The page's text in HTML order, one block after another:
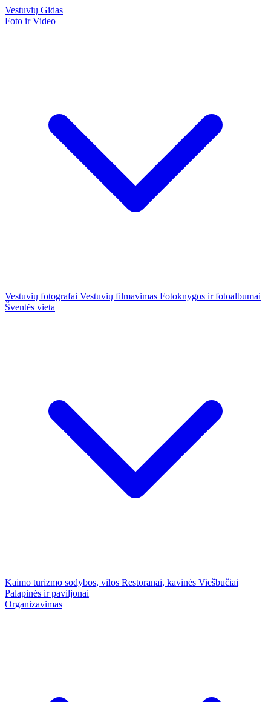
Vestuvių Gidas
Foto ir Video
Vestuvių fotografai Vestuvių filmavimas Fotoknygos ir fotoalbumai
Šventės vieta
Kaimo turizmo sodybos, vilos Restoranai, kavinės Viešbučiai
Palapinės ir paviljonai
Organizavimas